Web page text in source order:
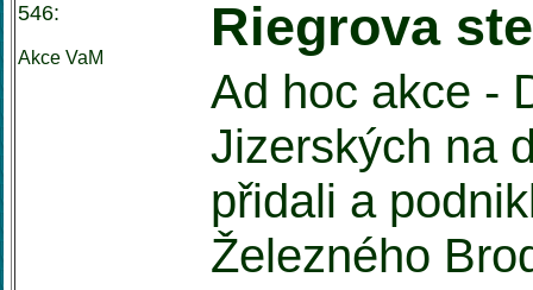
546:
Akce VaM
Riegrova
Ad hoc akce -
Jizerských na
přidali a
Železného